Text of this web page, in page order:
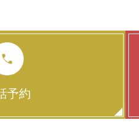
予約